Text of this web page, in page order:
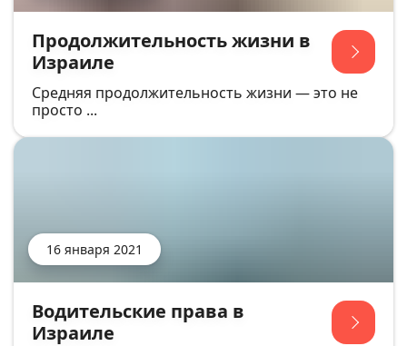
Продолжительность жизни в
Израиле
Средняя продолжительность жизни — это не
просто ...
16 января 2021
Водительские права в
Израиле